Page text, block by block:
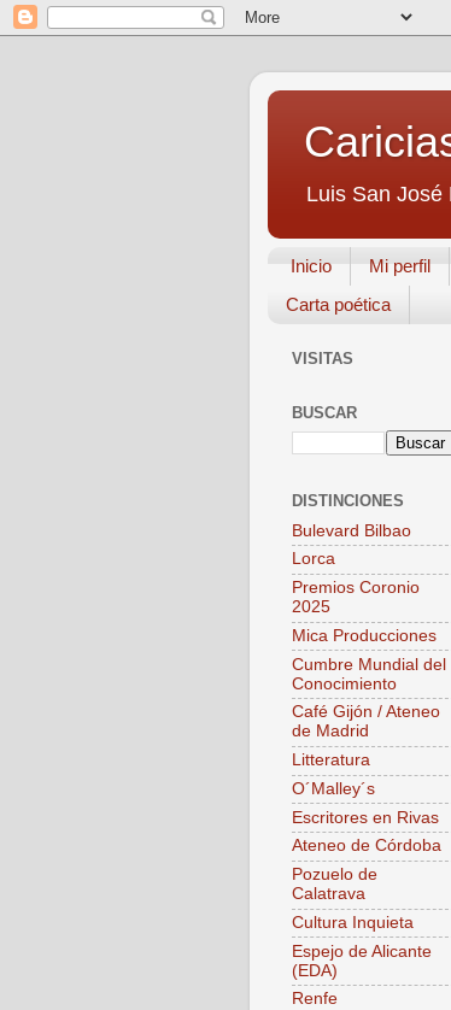
Luis San José
Inicio Mi perfil
Carta poética
VISITAS
BUSCAR
DISTINCIONES
Bulevard Bilbao
Lorca
Premios Coronio
2025
Mica Producciones
Cumbre Mundial del
Conocimiento
Café Gijón / Ateneo
de Madrid
Litteratura
O´Malley´s
Escritores en Rivas
Ateneo de Córdoba
Pozuelo de
Calatrava
Cultura Inquieta
Espejo de Alicante
(EDA)
Renfe